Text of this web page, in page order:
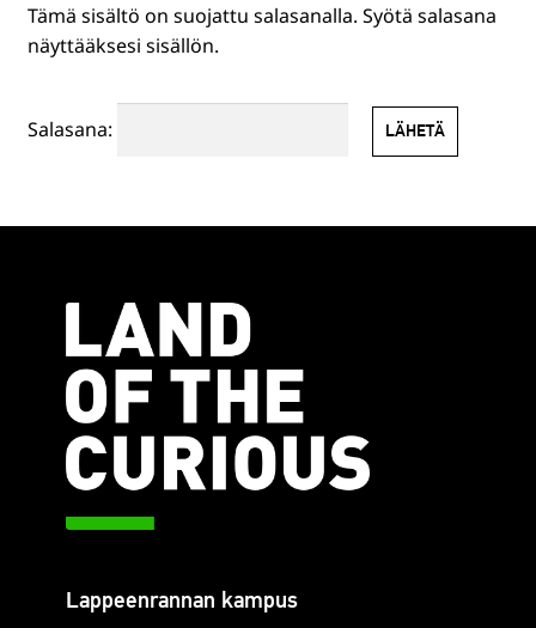
HENKILÖSTÖLLE
MUUT TUOTTEET
Tämä sisältö on suojattu salasanalla. Syötä salasana
näyttääksesi sisällön.
Salasana:
Lappeenrannan kampus